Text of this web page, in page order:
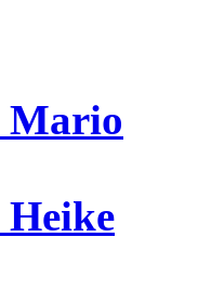
Mario
Heike